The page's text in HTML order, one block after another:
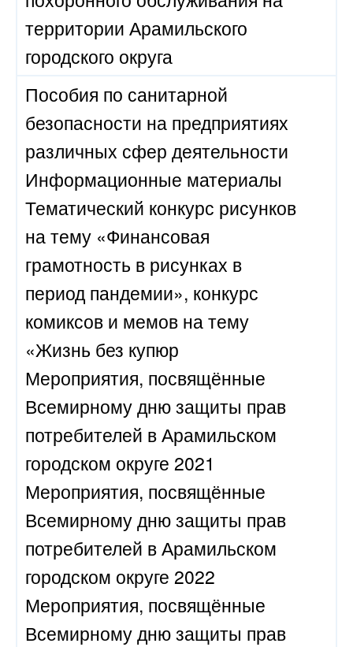
территории Арамильского
городского округа
Пособия по санитарной
безопасности на предприятиях
различных сфер деятельности
Информационные материалы
Тематический конкурс рисунков
на тему «Финансовая
грамотность в рисунках в
период пандемии», конкурс
комиксов и мемов на тему
«Жизнь без купюр
Мероприятия, посвящённые
Всемирному дню защиты прав
потребителей в Арамильском
городском округе 2021
Мероприятия, посвящённые
Всемирному дню защиты прав
потребителей в Арамильском
городском округе 2022
Мероприятия, посвящённые
Всемирному дню защиты прав